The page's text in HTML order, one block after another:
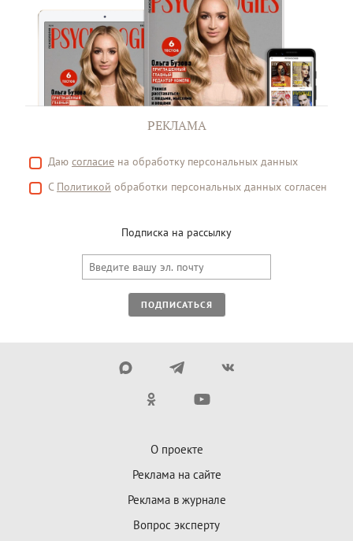
РЕКЛАМА
Даю согласие на обработку персональных данных
С Политикой обработки персональных данных согласен
Подписка на рассылку
ПОДПИСАТЬСЯ
О проекте
Реклама на сайте
Реклама в журнале
Вопрос эксперту